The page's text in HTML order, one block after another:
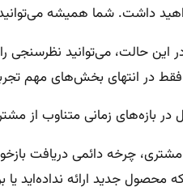
داشت. شما همیشه می‌توانید
این حالت، می‌توانید
در انتهای بخش‌های مهم
بازه‌های زمانی متناوب از
چرخه دائمی دریافت
محصول جدید ارائه نداده‌اید